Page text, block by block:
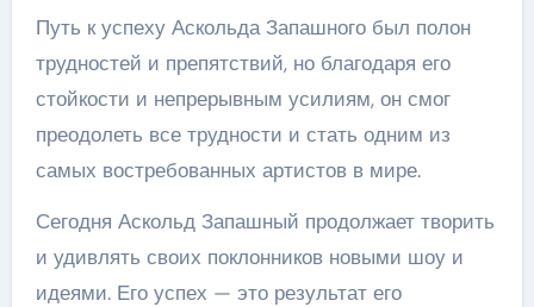
Путь к успеху Аскольда Запашного был полон
трудностей и препятствий, но благодаря его
стойкости и непрерывным усилиям, он смог
преодолеть все трудности и стать одним из
самых востребованных артистов в мире.
Сегодня Аскольд Запашный продолжает творить
и удивлять своих поклонников новыми шоу и
идеями. Его успех — это результат его